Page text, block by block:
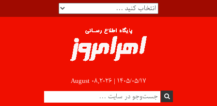
August 08,2026 | ۱۴۰۵/۰۵/۱۷